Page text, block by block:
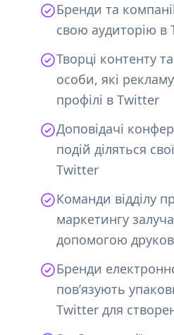
Бренди та
свою аудиторію в
Творці контенту
особи, які
профілі в Twitter
Доповідачі
подій діляться
Twitter
Команди відділу
маркетингу
допомогою
Бренди
пов’язують
Twitter для